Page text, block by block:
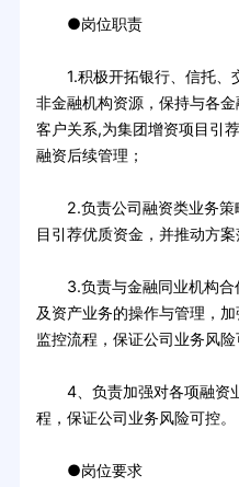
●岗位职责
1.积极开拓银行、信托、
非金融机构资源，保持与各
客户关系,为集团增资项目引
融资后续管理；
2.负责公司融资类业务策
目引荐优质资金，并推动方
3.负责与金融同业机构合
及资产业务的操作与管理，
监控流程，保证公司业务风险
4、负责加强对各项融资
程，保证公司业务风险可控。
●岗位要求